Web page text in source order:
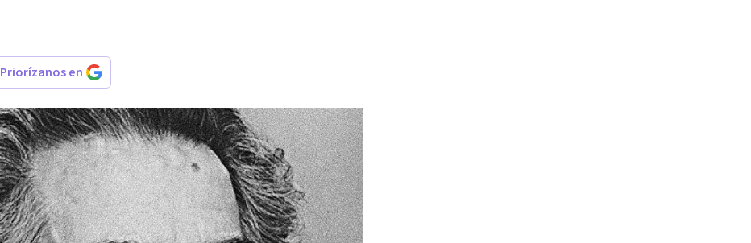
Priorízanos en